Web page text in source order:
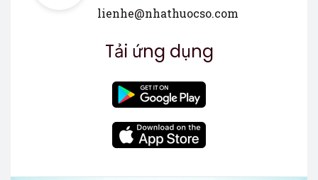
lienhe@nhathuocso.com
Tải ứng dụng